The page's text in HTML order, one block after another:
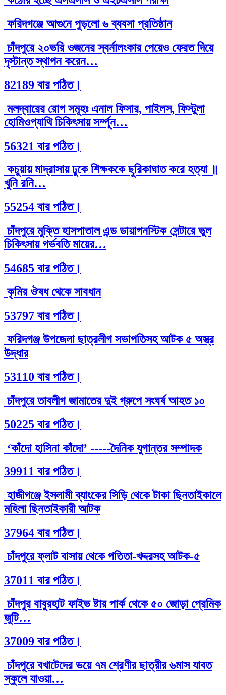
ফরিদগঞ্জে আগুনে পুড়লো ৬ ব্যবসা প্রতিষ্ঠান
চাঁদপুরে ২০ভরি ওজনের স্বর্নালংকার পেয়েও ফেরত দিয়ে
দৃস্টান্ত স্থাপন করেন…
82189 বার পঠিত।
মলদ্বারের রোগ সমূহঃ এনাল ফিসার, পাইলস, ফিস্টুলা
হোমিওপ্যাথি চিকিৎসায় সর্ম্পূন…
56321 বার পঠিত।
কচুয়ায় মাদ্রাসায় ঢুকে শিক্ষককে ছুরিকাঘাত করে হত্যা ॥
খুনি রনি…
55254 বার পঠিত।
চাঁদপুরে মুক্তি হাসপাতাল এন্ড ডায়াগনস্টিক সেন্টারে ভুল
চিকিৎসায় গর্ভবতি মায়ের…
54685 বার পঠিত।
কৃমির ঔষধ থেকে সাবধান
53797 বার পঠিত।
ফরিদগঞ্জ উপজেলা ছাত্রলীগ সভাপতিসহ আটক ৫ অস্ত্র
উদ্ধার
53110 বার পঠিত।
চাঁদপুরে তাবলীগ জামাতের দুই গ্রুপে সংঘর্ষ আহত ১০
50225 বার পঠিত।
‘কাঁদো হাসিনা কাঁদো’ -----দৈনিক যুগান্তর সম্পাদক
39911 বার পঠিত।
হাজীগঞ্জে ইসলামী ব্যাংকের সিড়ি থেকে টাকা ছিনতাইকালে
মহিলা ছিনতাইকারী আটক
37964 বার পঠিত।
চাঁদপুরে ফ্লাট বাসায় থেকে পতিতা-খদ্দরসহ আটক-৫
37011 বার পঠিত।
চাঁদপুর বাবুরহাট ফাইভ ষ্টার পার্ক থেকে ৫০ জোড়া প্রেমিক
জুটি…
37009 বার পঠিত।
চাঁদপুরে বখাটেদের ভয়ে ৭ম শ্রেণীর ছাত্রীর ৬মাস যাবত
স্কুলে যাওয়া…